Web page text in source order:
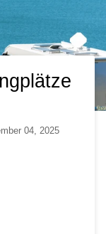
04, 2025